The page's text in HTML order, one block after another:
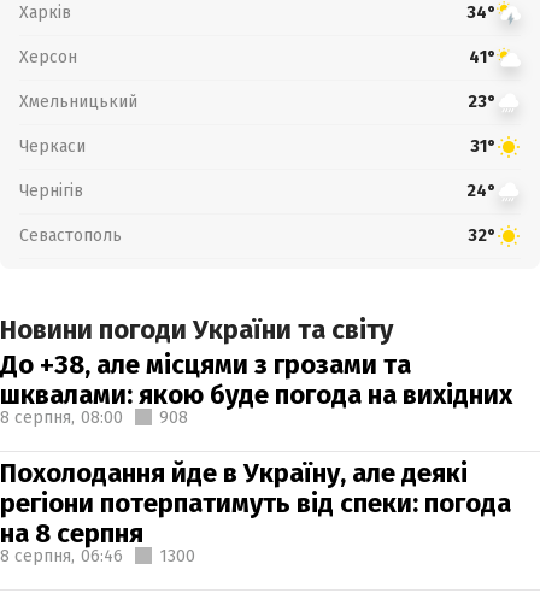
Харків 34°
Херсон 41°
Хмельницький 23°
Черкаси 31°
Чернігів 24°
Севастополь 32°
Новини погоди України та світу
До +38, але місцями з грозами та
шквалами: якою буде погода на вихідних
8 серпня, 08:00 908
Похолодання йде в Україну, але деякі
регіони потерпатимуть від спеки: погода
на 8 серпня
8 серпня, 06:46 1300